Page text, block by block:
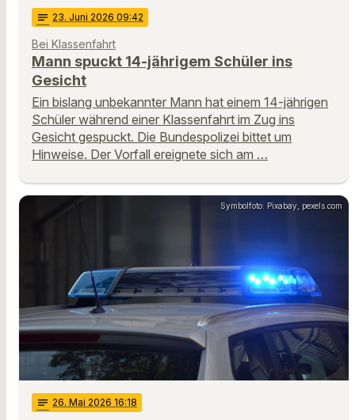
notes 23. Juni 2026 09:42
Bei Klassenfahrt
Mann spuckt 14-jährigem Schüler ins
Gesicht
Ein bislang unbekannter Mann hat einem 14-jährigen
Schüler während einer Klassenfahrt im Zug ins
Gesicht gespuckt. Die Bundespolizei bittet um
Hinweise. Der Vorfall ereignete sich am …
Symbolfoto: Pixabay, pexels.com
notes 26. Mai 2026 16:18